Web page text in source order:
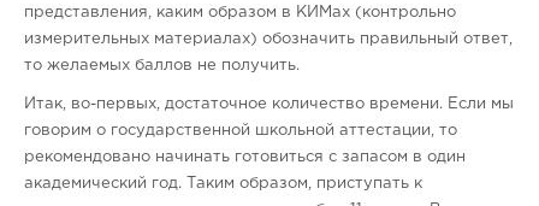
представления, каким образом в КИМах (контрольно
измерительных материалах) обозначить правильный ответ,
то желаемых баллов не получить.
Итак, во-первых, достаточное количество времени. Если мы
говорим о государственной школьной аттестации, то
рекомендовано начинать готовиться с запасом в один
академический год. Таким образом, приступать к